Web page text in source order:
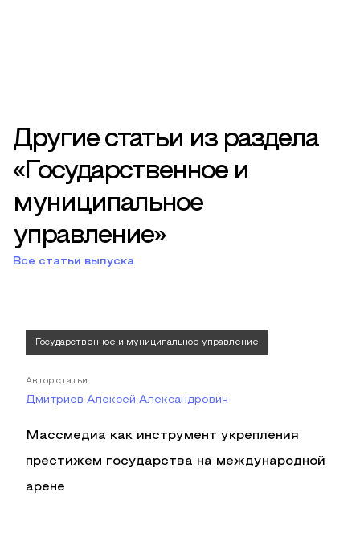
Другие статьи из раздела
«Государственное и
муниципальное
управление»
Все статьи выпуска
Государственное и муниципальное управление
Автор статьи
Дмитриев Алексей Александрович
Массмедиа как инструмент укрепления
престижем государства на международной
арене